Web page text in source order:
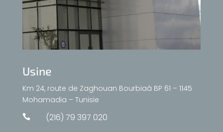
Usine
Km 24, route de Zaghouan Bourbiaâ BP 61 – 1145
Mohamadia – Tunisie
 (216) 79 397 020